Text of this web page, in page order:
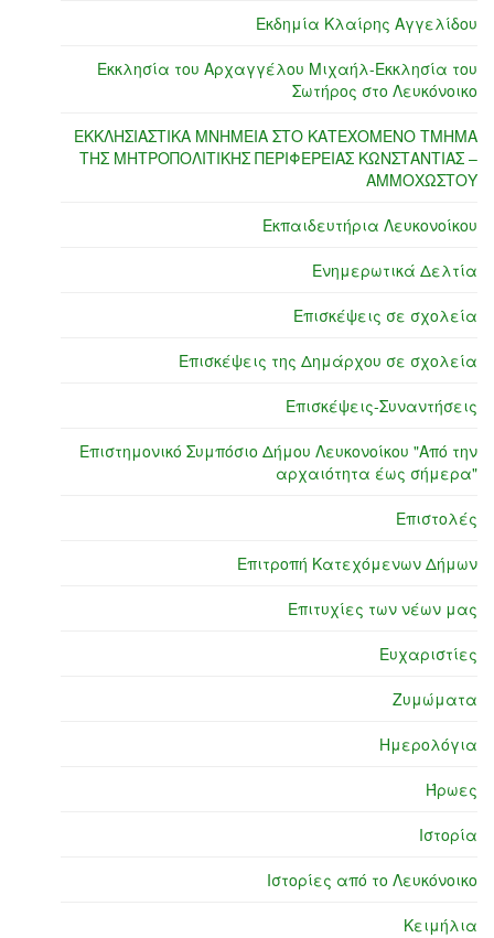
Εκδημία Κλαίρης Αγγελίδου
Εκκλησία του Αρχαγγέλου Μιχαήλ-Εκκλησία του
Σωτήρος στο Λευκόνοικο
ΕΚΚΛΗΣΙΑΣΤΙΚΑ ΜΝΗΜΕΙΑ ΣΤΟ ΚΑΤΕΧΟΜΕΝΟ ΤΜΗΜΑ
ΤΗΣ ΜΗΤΡΟΠΟΛΙΤΙΚΗΣ ΠΕΡΙΦΕΡΕΙΑΣ ΚΩΝΣΤΑΝΤΙΑΣ –
ΑΜΜΟΧΩΣΤΟΥ
Εκπαιδευτήρια Λευκονοίκου
Ενημερωτικά Δελτία
Επισκέψεις σε σχολεία
Επισκέψεις της Δημάρχου σε σχολεία
Επισκέψεις-Συναντήσεις
Επιστημονικό Συμπόσιο Δήμου Λευκονοίκου "Από την
αρχαιότητα έως σήμερα"
Επιστολές
Επιτροπή Κατεχόμενων Δήμων
Επιτυχίες των νέων μας
Ευχαριστίες
Ζυμώματα
Ημερολόγια
Ήρωες
Ιστορία
Ιστορίες από το Λευκόνοικο
Κειμήλια